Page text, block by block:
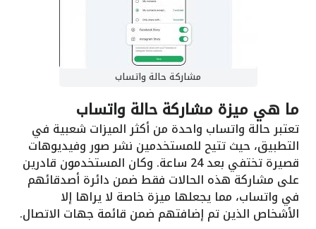
مشاركة حالة واتساب
ما هي ميزة مشاركة حالة واتساب
تعتبر حالة واتساب واحدة من أكثر الميزات شعبية في
التطبيق، حيث تتيح للمستخدمين نشر صور وفيديوهات
قصيرة تختفي بعد 24 ساعة. وكان المستخدمون قادرين
على مشاركة هذه الحالات فقط ضمن دائرة أصدقائهم
في واتساب، مما يجعلها ميزة خاصة لا يراها إلا
الأشخاص الذين تم إضافتهم ضمن قائمة جهات الاتصال.